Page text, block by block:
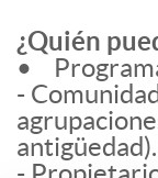
¿Quién
•
-
antigüedad).